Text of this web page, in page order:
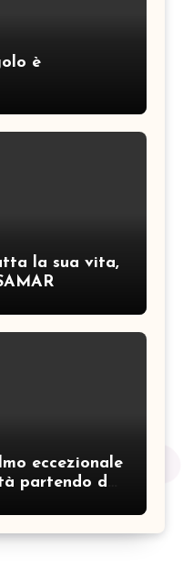
è
la sua vita,
eccezionale
partendo da